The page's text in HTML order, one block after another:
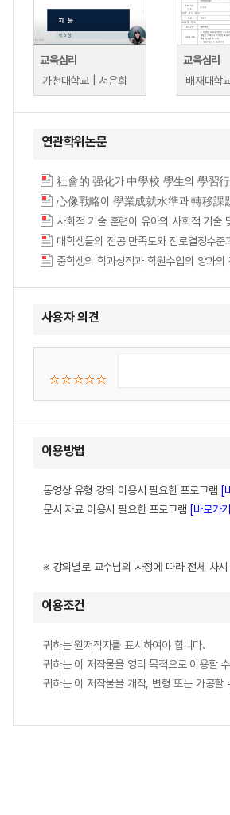
교육심리
가천대학교 | 서은희
교육심리
배재대학
연관학위논문
社會的 强化가 中學校 學生의 學習
心像戰略이 學業成就水準과 轉移課
사회적 기술 훈련이 유아의 사회적
대학생들의 전공 만족도와 진로결
중학생의 학과성적과 학원수업의 양과의
사용자 의견
이용방법
동영상 유형 강의 이용시 필요한 프로그램 [
문서 자료 이용시 필요한 프로그램 [바로가
※ 강의별로 교수님의 사정에 따라 전체 차
이용조건
귀하는 원저작자를 표시하여야 합니다.
귀하는 이 저작물을 영리 목적으로 이용할
귀하는 이 저작물을 개작, 변형 또는 가공할